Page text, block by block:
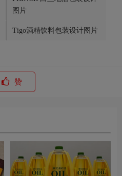
图片
Tigo酒精饮料包装设计图片
赞